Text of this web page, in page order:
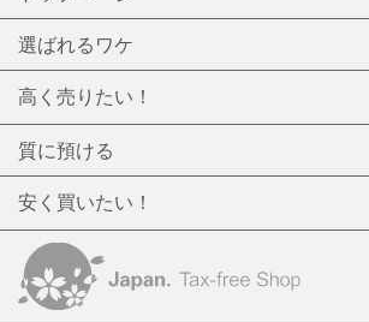
選ばれるワケ
高く売りたい！
質に預ける
安く買いたい！